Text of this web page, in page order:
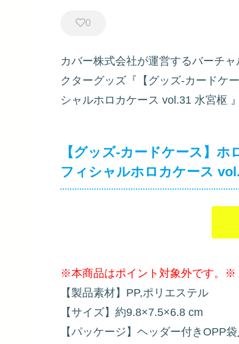
0
カバー株式会社が運営するバーチ
クターグッズ『【グッズ-カードケ
シャルホロカケース vol.31 水宮枢
【グッズ-カードケース】
フィシャルホロカケース
※本商品はポイント対象外です。※
【製品素材】PP,ポリエステル
【サイズ】約9.8×7.5×6.8 cm
【パッケージ】ヘッダー付きOPP